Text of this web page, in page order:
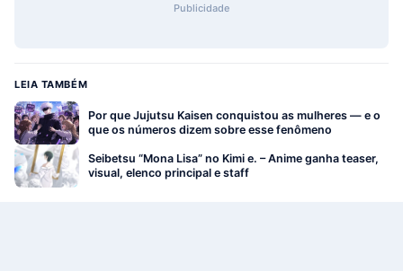
Publicidade
LEIA TAMBÉM
Por que Jujutsu Kaisen conquistou as mulheres — e o
que os números dizem sobre esse fenômeno
Seibetsu “Mona Lisa” no Kimi e. – Anime ganha teaser,
visual, elenco principal e staff